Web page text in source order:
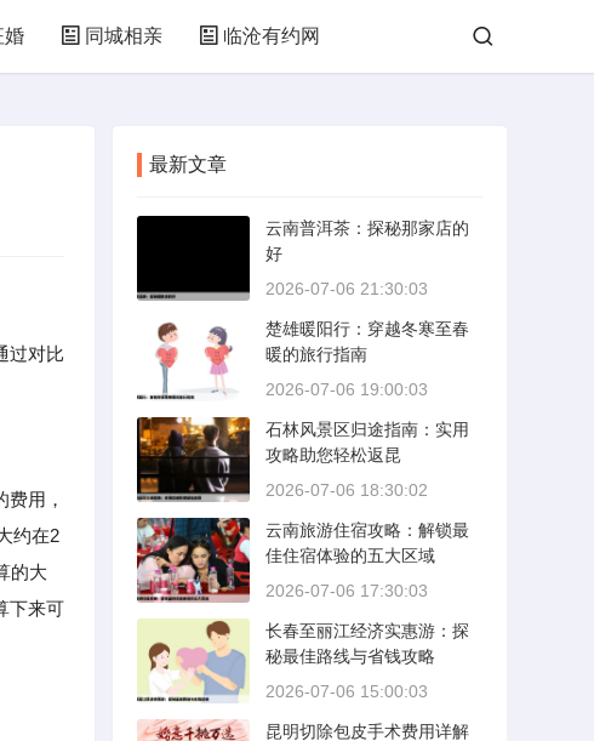
婚 同城相亲 临沧有约网
过对比
用，
约在2
的大
下来可
最新文章
云南普洱茶：探秘那家店的
好
2026-07-06 21:30:03
楚雄暖阳行：穿越冬寒至春
暖的旅行指南
2026-07-06 19:00:03
石林风景区归途指南：实用
攻略助您轻松返昆
2026-07-06 18:30:02
云南旅游住宿攻略：解锁最
佳住宿体验的五大区域
2026-07-06 17:30:03
长春至丽江经济实惠游：探
秘最佳路线与省钱攻略
2026-07-06 15:00:03
昆明切除包皮手术费用详解